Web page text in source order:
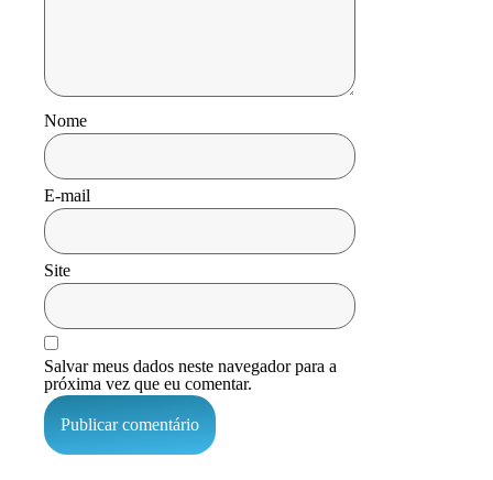
Nome
E-mail
Site
Salvar meus dados neste navegador para a
próxima vez que eu comentar.